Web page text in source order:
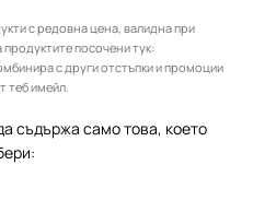
с редовна цена, валидна при
посочени тук:
с други отстъпки и промоции
теб имейл.
съдържа само това, което